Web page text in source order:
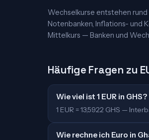
Wechselkurse entstehen
Notenbanken, Inflations- und
Mittelkurs — Banken und
Häufige Fragen zu
Wie viel ist 1 EUR in GHS?
1 EUR = 13,5922 GHS —
Wie rechne ich Euro in